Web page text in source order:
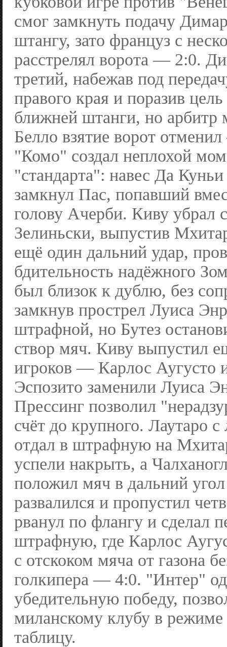
смог замкнуть подачу
штангу, зато француз с
расстрелял ворота — 2:0.
третий, набежав под
правого края и поразив
ближней штанги, но арбитр
Белло взятие ворот
"Комо" создал неплохой
"стандарта": навес Да
замкнул Пас, попавший
голову Ачерби. Киву убрал
Зелиньски, выпустив
ещё один дальний удар,
бдительность надёжного
был близок к дублю, без
замкнув прострел Луиса
штрафной, но Бутез
створ мяч. Киву выпустил
игроков — Карлос Аугусто
Эспозито заменили Луиса
Прессинг позволил
счёт до крупного. Лаутаро с
отдал в штрафную на
успели накрыть, а
положил мяч в дальний
развалился и пропустил
рванул по флангу и сделал
штрафную, где Карлос
с отскоком мяча от газона
голкипера — 4:0. "Интер"
убедительную победу,
миланскому клубу в режиме
таблицу.